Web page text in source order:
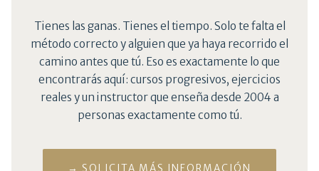
Tienes las ganas. Tienes el tiempo. Solo te falta el
método correcto y alguien que ya haya recorrido el
camino antes que tú. Eso es exactamente lo que
encontrarás aquí: cursos progresivos, ejercicios
reales y un instructor que enseña desde 2004 a
personas exactamente como tú.
→ SOLICITA MÁS INFORMACIÓN